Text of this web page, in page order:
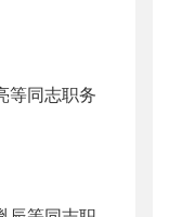
等同志职务